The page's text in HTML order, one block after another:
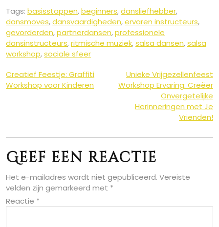
Tags: basisstappen,beginners,dansliefhebber,
dansmoves,dansvaardigheden,ervaren instructeurs,
gevorderden,partnerdansen,professionele
dansinstructeurs,ritmische muziek,salsa dansen,salsa
workshop,sociale sfeer
Berichtnavigatie
Creatief Feestje: Graffiti
Workshop voor Kinderen
Unieke Vrijgezellenfeest
Workshop Ervaring: Creëer
Onvergetelijke
Herinneringen met Je
Vrienden!
Geef een reactie
Het e-mailadres wordt niet gepubliceerd. Vereiste
velden zijn gemarkeerd met *
Reactie *